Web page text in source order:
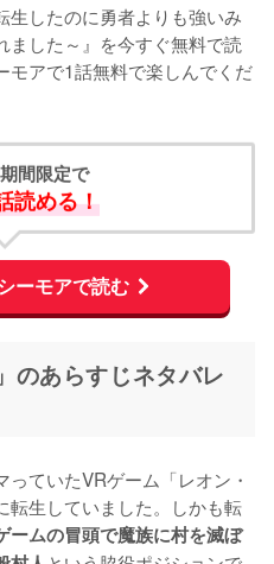
生したのに勇者よりも強いみ
ました～』を今すぐ無料で読
モアで1話無料で楽しんでくだ
間限定で
読める！
ーモアで読む
のあらすじネタバレ
ていたVRゲーム「レオン・
転生していました。しかも転
ームの冒頭で魔族に村を滅ぼ